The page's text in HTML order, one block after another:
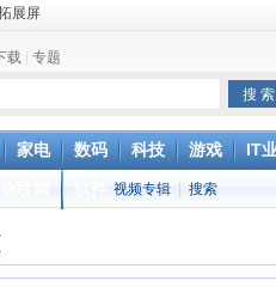
展屏
客户
iPhone最快明年下半年发布
见
可协议
网络支撑
号称“可降温 25℃以上”
载 专题
家电 数码 科技 游戏 IT
视频专辑 搜索